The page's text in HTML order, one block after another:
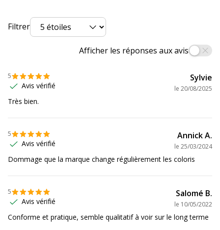
étiquettes de
tranche
Caractéristiques générales
Caractéristiques générales
Catégorie de couleur
Couleur du produit
Quantité incluse
Type de produit Classeur à levier
Données d'identification
Filtrer
Afficher les réponses aux avis
5
Avis vérifié
Sylvie
le 20/08/2025
Très bien.
5
Avis vérifié
Annick A.
le 25/03/2024
Dommage que la marque change régulièrement les coloris
5
Avis vérifié
Salomé B.
le 10/05/2022
Conforme et pratique, semble qualitatif à voir sur le long terme